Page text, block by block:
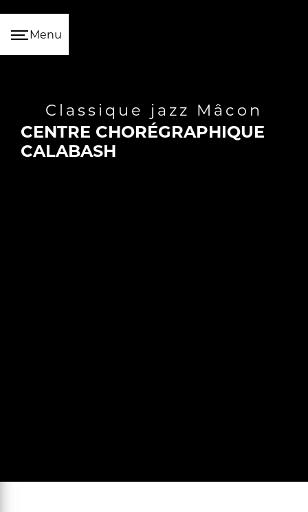
Menu
classique jazz Mâcon
CENTRE CHORÉGRAPHIQUE
CALABASH